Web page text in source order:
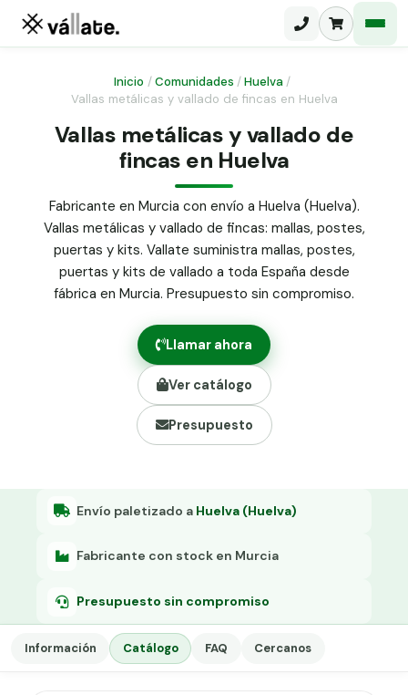
Malla ganadera
Malla simple torsión
Malla triple torsión
Panel malla H.
Puerta abatible dos hojas
Puerta acceso peatonal
Poste malla Hércules
Poste malla simple torsión
Alambre de espino galvanizado
Alambre liso galvanizado
Malla ocultación 70 g/m² verde
Abrazadera PVC malla H.
Grapa malla H.
Inicio /Comunidades /Huelva /
Vallas metálicas y vallado de fincas en Huelva
Vallas metálicas y vallado de
fincas en Huelva
Fabricante en Murcia con envío a Huelva (Huelva).
Vallas metálicas y vallado de fincas: mallas, postes,
puertas y kits. Vallate suministra mallas, postes,
puertas y kits de vallado a toda España desde
fábrica en Murcia. Presupuesto sin compromiso.
Llamar ahora
Ver catálogo
Presupuesto
Envío paletizado a Huelva (Huelva)
Fabricante con stock en Murcia
Presupuesto sin compromiso
Información Catálogo FAQ Cercanos